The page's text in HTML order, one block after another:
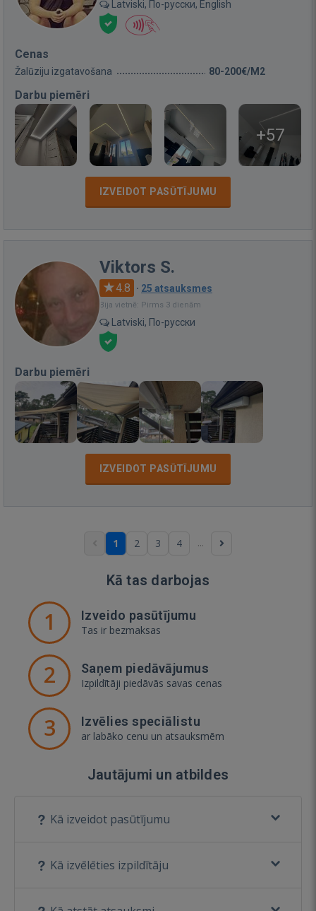
Latviski, По-русски, English
Cenas
Žalūziju izgatavošana 80-200€/M2
Darbu piemēri
+57
IZVEIDOT PASŪTĪJUMU
Viktors S.
4.8 · 25 atsauksmes
Bija vietnē: Pirms 3 dienām
Latviski, По-русски
Darbu piemēri
IZVEIDOT PASŪTĪJUMU
1 2 3 4 ...
Kā tas darbojas
1 Izveido pasūtījumu
Tas ir bezmaksas
2 Saņem piedāvājumus
Izpildītāji piedāvās savas cenas
3 Izvēlies speciālistu
ar labāko cenu un atsauksmēm
Jautājumi un atbildes
Kā izveidot pasūtījumu
Kā izvēlēties izpildītāju